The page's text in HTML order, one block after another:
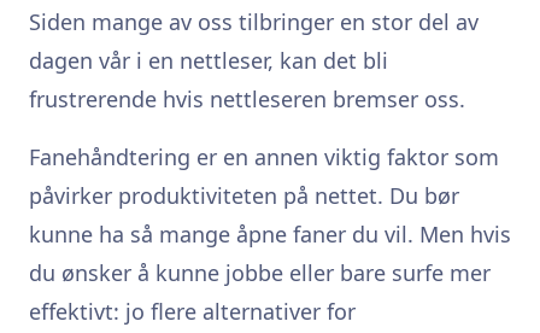
Siden mange av oss tilbringer en stor del av
dagen vår i en nettleser, kan det bli
frustrerende hvis nettleseren bremser oss.
Fanehåndtering er en annen viktig faktor som
påvirker produktiviteten på nettet. Du bør
kunne ha så mange åpne faner du vil. Men hvis
du ønsker å kunne jobbe eller bare surfe mer
effektivt: jo flere alternativer for